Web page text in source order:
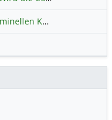
Wachsendes Problem mit kriminellen Kunden im Online-Handel